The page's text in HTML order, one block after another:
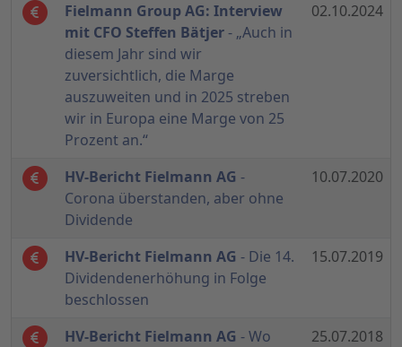
Fielmann Group AG: Interview
mit CFO Steffen Bätjer- „Auch in
diesem Jahr sind wir
zuversichtlich, die Marge
auszuweiten und in 2025 streben
wir in Europa eine Marge von 25
Prozent an.“
02.10.2024
HV-Bericht Fielmann AG -
Corona überstanden, aber ohne
Dividende
10.07.2020
HV-Bericht Fielmann AG - Die 14.
Dividendenerhöhung in Folge
beschlossen
15.07.2019
HV-Bericht Fielmann AG - Wo
25.07.2018